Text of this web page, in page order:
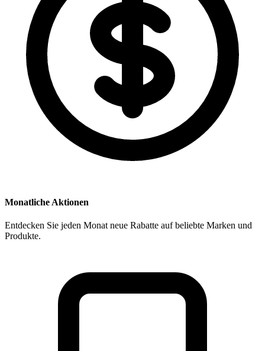
Monatliche Aktionen
Entdecken Sie jeden Monat neue Rabatte auf beliebte Marken und
Produkte.